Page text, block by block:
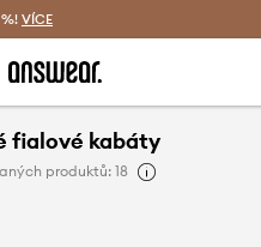
%! VÍCE
fialové kabáty
produktů: 18